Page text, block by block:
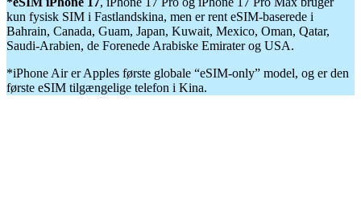
kun fysisk SIM i Fastlandskina, men er rent eSIM-baserede i
Bahrain, Canada, Guam, Japan, Kuwait, Mexico, Oman, Qatar,
Saudi-Arabien, de Forenede Arabiske Emirater og USA.
*iPhone Air er Apples første globale “eSIM-only” model, og er den
første eSIM tilgængelige telefon i Kina.